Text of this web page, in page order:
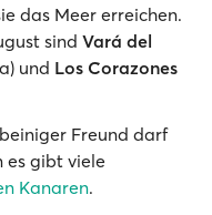
das Meer erreichen.
sind Vará del
und Los Corazones
Freund darf
es gibt viele
Kanaren.